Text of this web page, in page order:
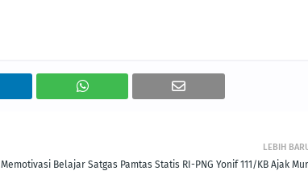
LEBIH
Memotivasi Belajar Satgas Pamtas Statis RI-PNG Yonif 111/KB Ajak